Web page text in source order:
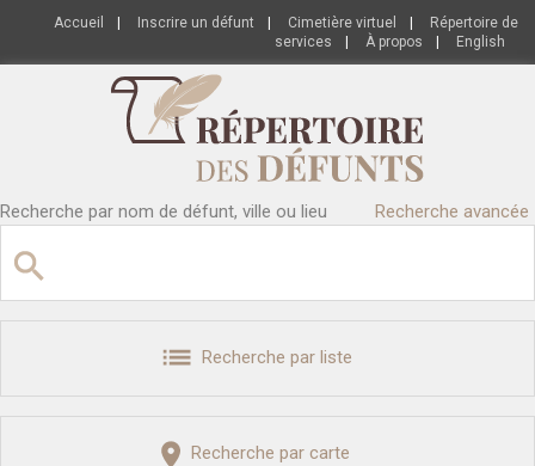
Accueil Inscrire un défunt Cimetière virtuel
Répertoire de
services
À propos English
Recherche par nom de défunt, ville ou lieu Recherche avancée
Recherche par liste
Recherche par carte